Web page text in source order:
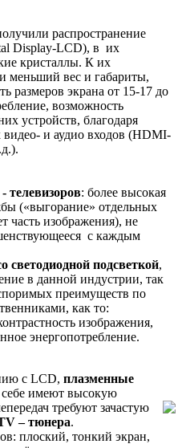
распространение
Display-LCD), в их
кристаллы. К их
меньший вес и габариты,
размеров экрана от 15-17 до
возможность
устройств, благодаря
и аудио входов (HDMI-
: более высокая
(«выгорание» отдельных
часть изображения), не
с каждым
светодиодной подсветкой,
в данной индустрии, так
преимуществ по
как то:
изображения,
энергопотребление.
с LCD, плазменные
имеют высокую
требуют зачастую
– тюнера.
плоский, тонкий экран,